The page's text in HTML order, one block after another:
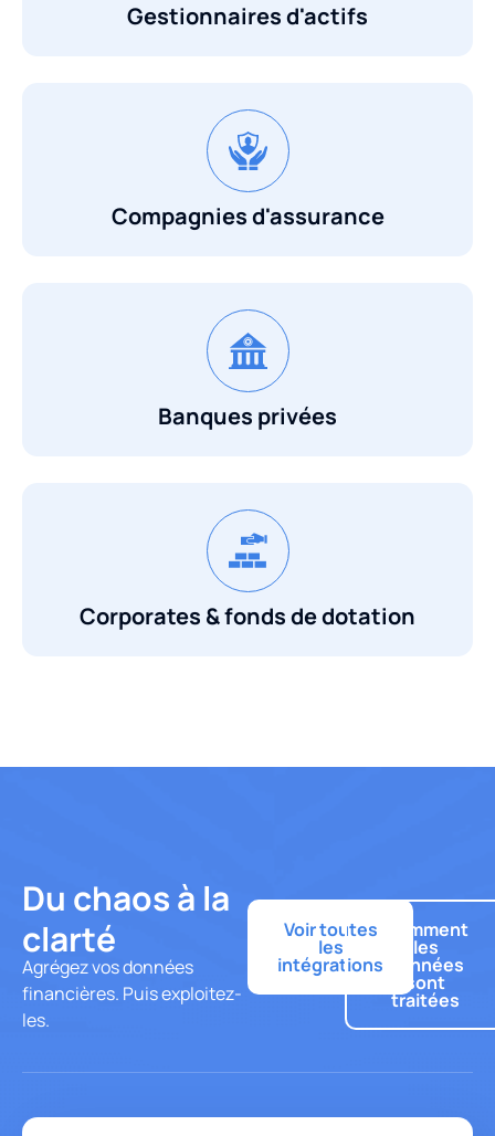
Gestionnaires d'actifs
Compagnies d'assurance
Banques privées
Corporates & fonds de dotation
Du chaos à la
clarté
Agrégez vos données
financières. Puis exploitez-
les.
Voir toutes
les
intégrations
Comment
les
données
sont
traitées